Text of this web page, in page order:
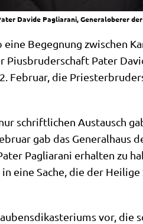
Davide Pagliarani, Generaloberer
Begeg­nung zwi­schen
Pius­bru­der­schaft Pater
Febru­ar, die
schrift­li­chen Aus­tausch
gab das Gene­ral­haus
Pagli­a­ra­ni erhal­ten zu
eine Sache, die der
vor, die